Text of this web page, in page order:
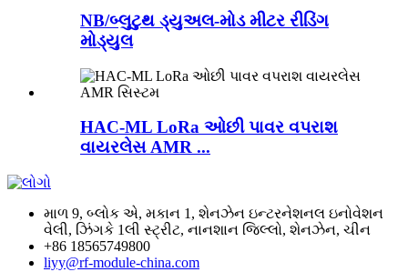
NB/બ્લુટુથ ડ્યુઅલ-મોડ મીટર રીડિંગ
મોડ્યુલ
HAC-ML LoRa ઓછી પાવર વપરાશ
વાયરલેસ AMR ...
માળ 9, બ્લોક એ, મકાન 1, શેનઝેન ઇન્ટરનેશનલ ઇનોવેશન
વેલી, ઝિંગકે 1લી સ્ટ્રીટ, નાનશાન જિલ્લો, શેનઝેન, ચીન
+86 18565749800
liyy@rf-module-china.com